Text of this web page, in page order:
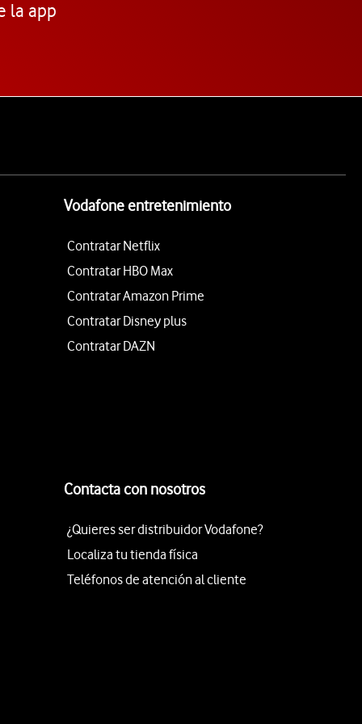
la app
Vodafone entretenimiento
Contratar Netflix
Contratar HBO Max
Contratar Amazon Prime
Contratar Disney plus
Contratar DAZN
Contacta con nosotros
¿Quieres ser distribuidor Vodafone?
Localiza tu tienda física
Teléfonos de atención al cliente